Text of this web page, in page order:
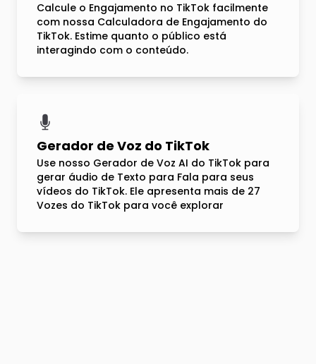
Calcule o Engajamento no TikTok facilmente
com nossa Calculadora de Engajamento do
TikTok. Estime quanto o público está
interagindo com o conteúdo.
Gerador de Voz do TikTok
Use nosso Gerador de Voz AI do TikTok para
gerar áudio de Texto para Fala para seus
vídeos do TikTok. Ele apresenta mais de 27
Vozes do TikTok para você explorar